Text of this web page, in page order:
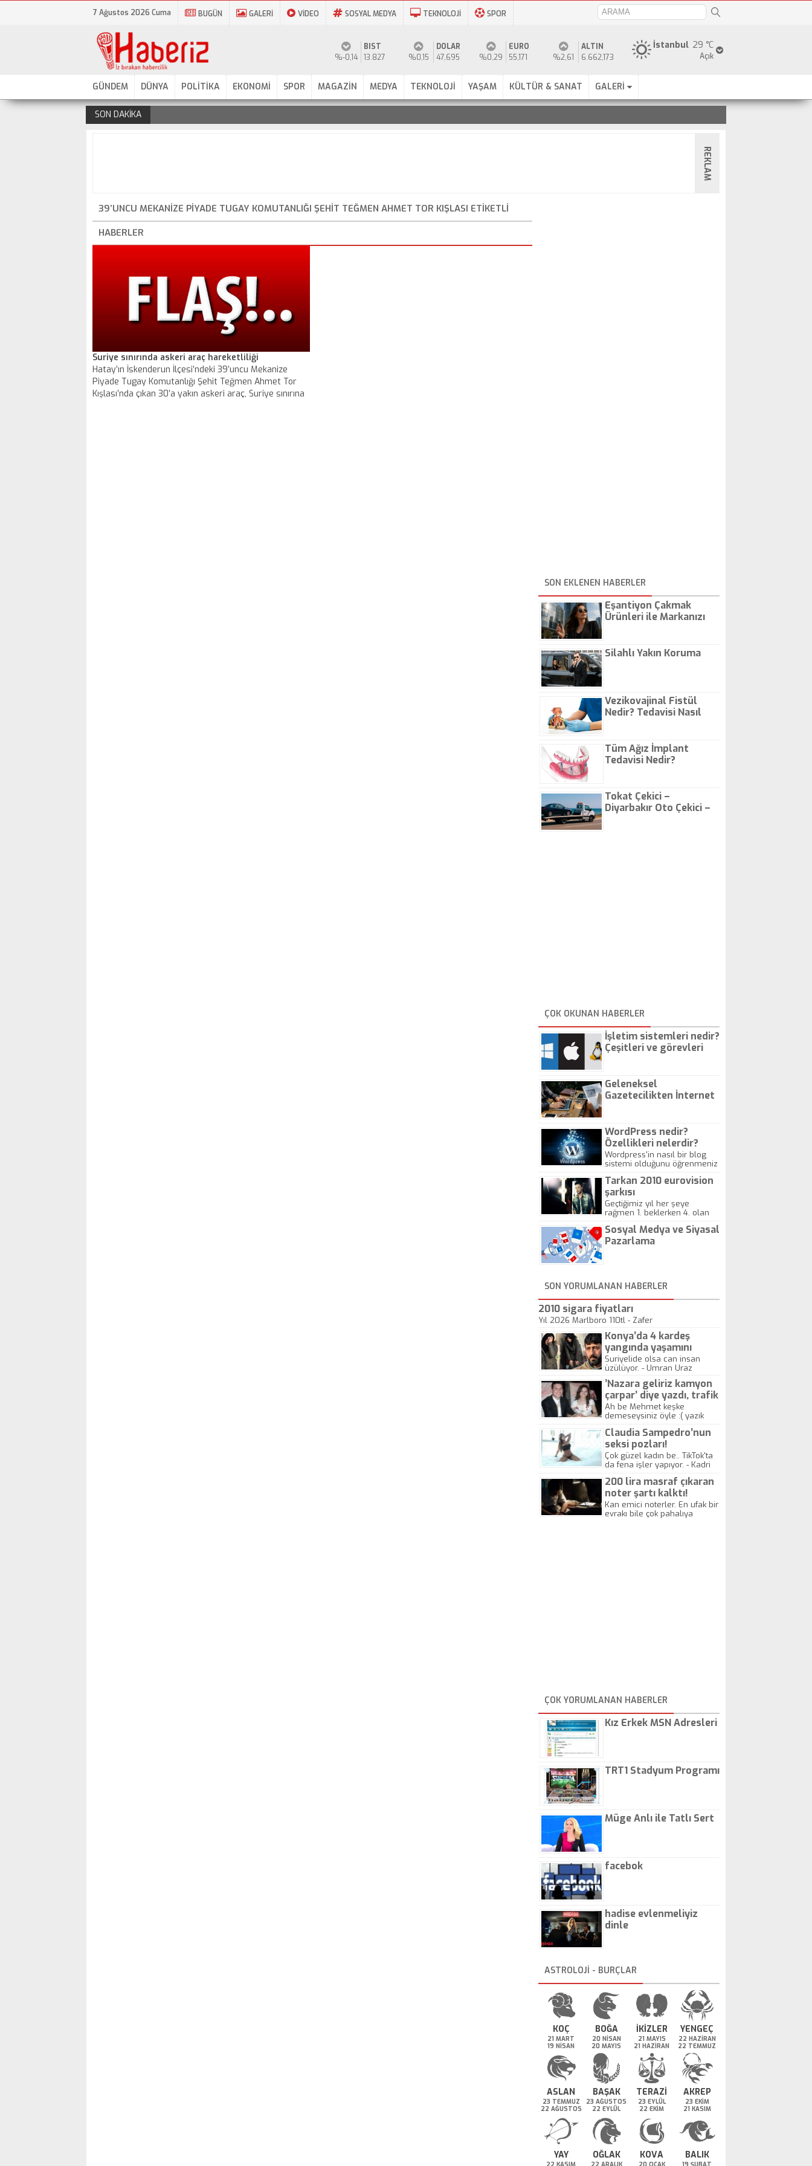
7 Ağustos 2026 Cuma BUGÜN GALERİ VİDEO SOSYAL MEDYA TEKNOLOJİ SPOR
29 °C
İstanbul
Açık
%-0,14
BIST
13.827
%0,15
DOLAR
47,695
%0,29
EURO
55,171
%2,61
ALTIN
6.662,173
GÜNDEM DÜNYA POLİTİKA EKONOMİ SPOR MAGAZİN MEDYA TEKNOLOJİ YAŞAM KÜLTÜR & SANAT GALERİ
SON DAKİKA
REKLAM
39’UNCU MEKANIZE PIYADE TUGAY KOMUTANLIĞI ŞEHIT TEĞMEN AHMET TOR KIŞLASI ETIKETLI
HABERLER
Suriye sınırında askeri araç hareketliliği
Hatay’ın İskenderun İlçesi’ndeki 39’uncu Mekanize
Piyade Tugay Komutanlığı Şehit Teğmen Ahmet Tor
Kışlası’nda çıkan 30’a yakın askeri araç, Suriye sınırına
SON EKLENEN HABERLER
Eşantiyon Çakmak
Ürünleri ile Markanızı
Silahlı Yakın Koruma
Vezikovajinal Fistül
Nedir? Tedavisi Nasıl
Tüm Ağız İmplant
Tedavisi Nedir?
Tokat Çekici –
Diyarbakır Oto Çekici –
ÇOK OKUNAN HABERLER
İşletim sistemleri nedir?
Çeşitleri ve görevleri
Geleneksel
Gazetecilikten İnternet
WordPress nedir?
Özellikleri nelerdir?
Wordpress'in nasıl bir blog
sistemi olduğunu öğrenmeniz
Tarkan 2010 eurovision
şarkısı
Geçtiğimiz yıl her şeye
rağmen 1. beklerken 4. olan
gösterisinin bu yarışmada
önemli olmadığını anlamıştır.
Sosyal Medya ve Siyasal
Pazarlama
SON YORUMLANAN HABERLER
2010 sigara fiyatları
Yıl 2026 Marlboro 110tl - Zafer
Konya’da 4 kardeş
yangında yaşamını
yitirdi
Suriyelide olsa can insan
üzülüyor. - Umran Uraz
’Nazara geliriz kamyon
çarpar’ diye yazdı, trafik
kazasında öldü!
Ah be Mehmet keşke
demeseysiniz öyle :( yazık
Claudia Sampedro’nun
seksi pozları!
Çok güzel kadın be.. TikTok'ta
da fena işler yapıyor. - Kadri
200 lira masraf çıkaran
noter şartı kalktı!
Kan emici noterler. En ufak bir
evrakı bile çok pahalıya
ÇOK YORUMLANAN HABERLER
Kız Erkek MSN Adresleri
TRT1 Stadyum Programı
Müge Anlı ile Tatlı Sert
facebok
hadise evlenmeliyiz
dinle
ASTROLOJİ - BURÇLAR
KOÇ
21 MART
19 NİSAN
BOĞA
20 NİSAN
20 MAYIS
İKİZLER
21 MAYIS
21 HAZİRAN
YENGEÇ
22 HAZİRAN
22 TEMMUZ
ASLAN
23 TEMMUZ
22 AĞUSTOS
BAŞAK
23 AĞUSTOS
22 EYLÜL
TERAZİ
23 EYLÜL
22 EKİM
AKREP
23 EKİM
21 KASIM
YAY OĞLAK KOVA BALIK